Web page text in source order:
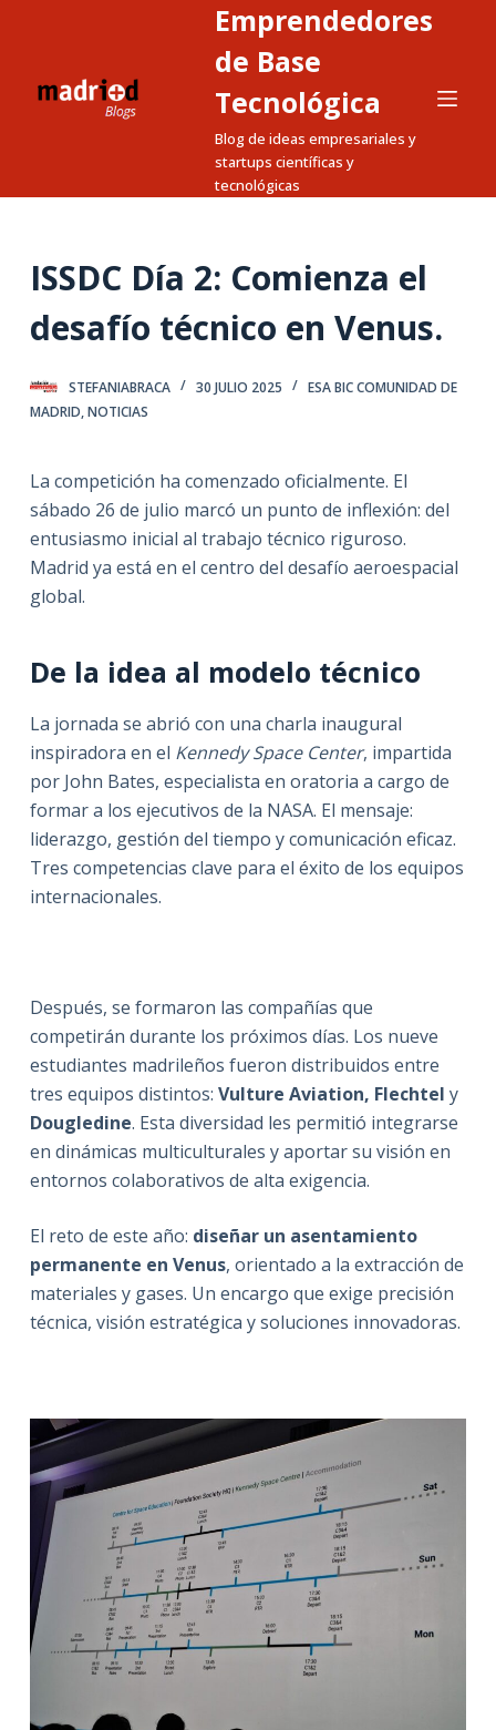
a
o
Emprendedores
de Base
Tecnológica
Blog de ideas empresariales y
startups científicas y
tecnológicas
ISSDC Día 2: Comienza el
desafío técnico en Venus.
STEFANIABRACA 30 JULIO 2025
ESA BIC COMUNIDAD DE
MADRID,NOTICIAS
La competición ha comenzado oficialmente. El
sábado 26 de julio marcó un punto de inflexión: del
entusiasmo inicial al trabajo técnico riguroso.
Madrid ya está en el centro del desafío aeroespacial
global.
De la idea al modelo técnico
La jornada se abrió con una charla inaugural
inspiradora en el Kennedy Space Center, impartida
por John Bates, especialista en oratoria a cargo de
formar a los ejecutivos de la NASA. El mensaje:
liderazgo, gestión del tiempo y comunicación eficaz.
Tres competencias clave para el éxito de los equipos
internacionales.
Después, se formaron las compañías que
competirán durante los próximos días. Los nueve
estudiantes madrileños fueron distribuidos entre
tres equipos distintos: Vulture Aviation, Flechtel y
Dougledine. Esta diversidad les permitió integrarse
en dinámicas multiculturales y aportar su visión en
entornos colaborativos de alta exigencia.
El reto de este año: diseñar un asentamiento
permanente en Venus, orientado a la extracción de
materiales y gases. Un encargo que exige precisión
técnica, visión estratégica y soluciones innovadoras.